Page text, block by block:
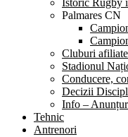
Istoric Rugby
Palmares CN
Cluburi
Stadionul
Conducere,
Decizii
Info –
Tehnic
Antrenori